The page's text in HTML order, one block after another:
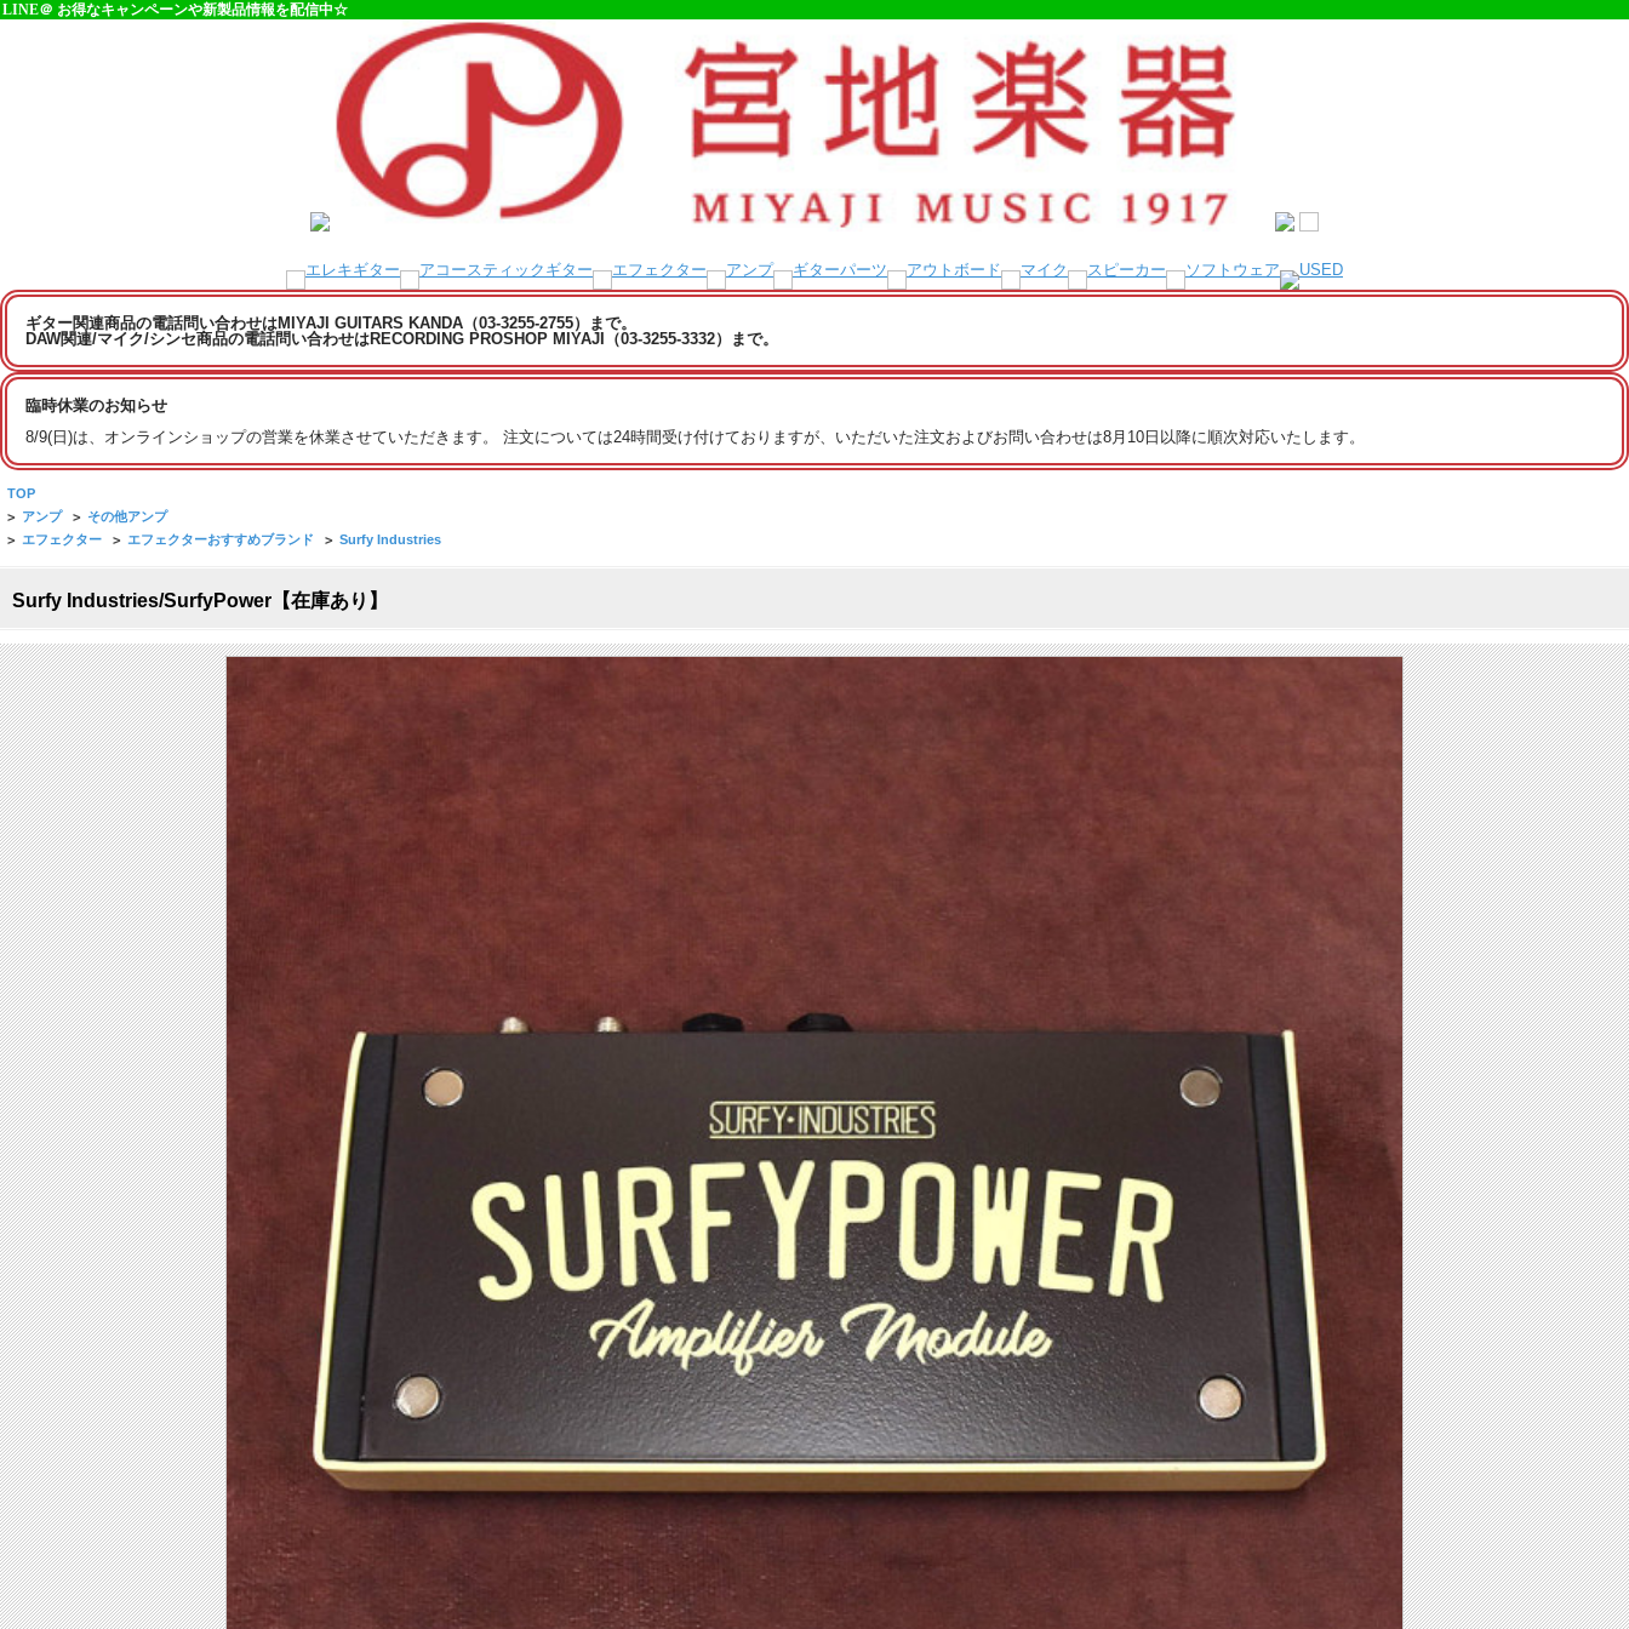
LINE＠ お得なキャンペーンや新製品情報を配信中☆
ギター関連商品の電話問い合わせはMIYAJI GUITARS KANDA（03-3255-2755）まで。
DAW関連/マイク/シンセ商品の電話問い合わせはRECORDING PROSHOP MIYAJI（03-3255-3332）まで。
臨時休業のお知らせ
8/9(日)は、オンラインショップの営業を休業させていただきます。 注文については24時間受け付けておりますが、いただいた注文およびお問い合わせは8月10日以降に順次対応いたします。
TOP
> アンプ > その他アンプ
> エフェクター > エフェクターおすすめブランド > Surfy Industries
Surfy Industries/SurfyPower【在庫あり】